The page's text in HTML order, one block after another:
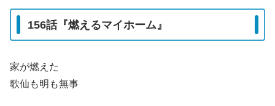
156話『燃えるマイホーム』
家が燃えた
歌仙も明も無事